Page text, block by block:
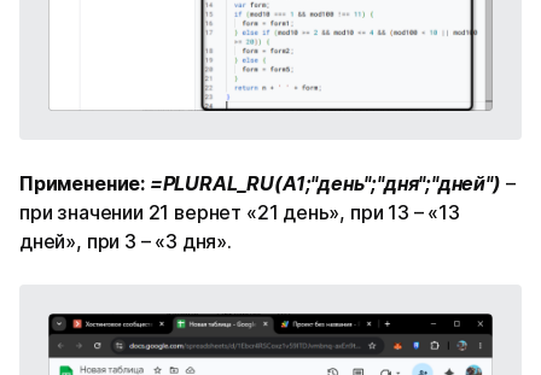
Применение: =PLURAL_RU(A1;"день";"дня";"дней") –
при значении 21 вернет «21 день», при 13 – «13
дней», при 3 – «3 дня».